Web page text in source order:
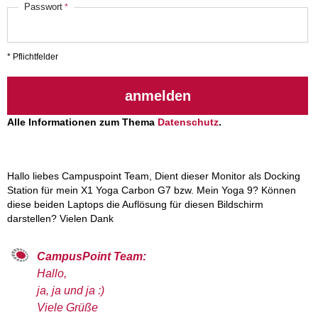
Passwort
* Pflichtfelder
anmelden
Alle Informationen zum Thema Datenschutz.
Hallo liebes Campuspoint Team, Dient dieser Monitor als Docking
Station für mein X1 Yoga Carbon G7 bzw. Mein Yoga 9? Können
diese beiden Laptops die Auflösung für diesen Bildschirm
darstellen? Vielen Dank
CampusPoint Team:
Hallo,
ja, ja und ja :)
Viele Grüße